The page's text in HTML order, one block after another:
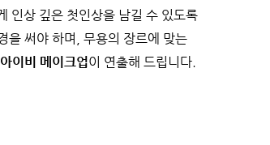
인상 깊은 첫인상을 남길 수 있도록
을 써야 하며, 무용의 장르에 맞는
아이비 메이크업이 연출해 드립니다.